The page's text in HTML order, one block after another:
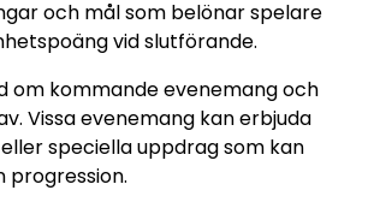
och mål som belönar spelare
vid slutförande.
om kommande evenemang och
Vissa evenemang kan erbjuda
speciella uppdrag som kan
progression.